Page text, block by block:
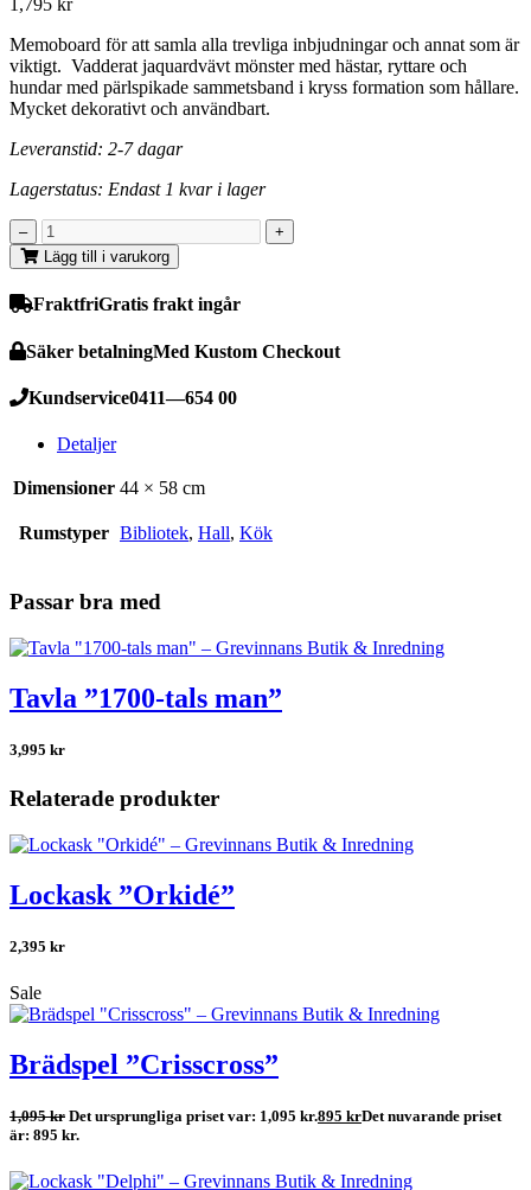
1,795 kr
Memoboard för att samla alla trevliga inbjudningar och annat som är
viktigt. Vadderat jaquardvävt mönster med hästar, ryttare och
hundar med pärlspikade sammetsband i kryss formation som hållare.
Mycket dekorativt och användbart.
Leveranstid: 2-7 dagar
Lagerstatus: Endast 1 kvar i lager
Lägg till i varukorg
FraktfriGratis frakt ingår
Säker betalningMed Kustom Checkout
Kundservice0411—654 00
Detaljer
Dimensioner 44 × 58 cm
Rumstyper Bibliotek, Hall, Kök
Passar bra med
Tavla ”1700-tals man”
3,995 kr
Relaterade produkter
Lockask ”Orkidé”
2,395 kr
Sale
Brädspel ”Crisscross”
1,095kr Det ursprungliga priset var: 1,095 kr.895 krDet nuvarande priset
är: 895 kr.